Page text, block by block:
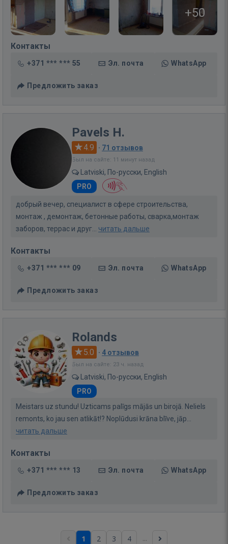
+50
Контакты
+371 *** *** 55 Эл. почта WhatsApp
Предложить заказ
Pavels H.
4.9 · 71 отзывов
Был на сайте: 11 минут назад
Latviski, По-русски, English
PRO
добрый вечер, специалист в сфере строительства,
монтаж , демонтаж, бетонные работы, сварка,монтаж
заборов, террас и друг... читать дальше
Контакты
+371 *** *** 09 Эл. почта WhatsApp
Предложить заказ
Rolands
5.0 · 4 отзывов
Был на сайте: 23 ч. назад
Latviski, По-русски, English
PRO
Meistars uz stundu! Uzticams palīgs mājās un birojā. Neliels
remonts, ko jau sen atlikāt!? Noplūdusi krāna blīve, jāp...
читать дальше
Контакты
+371 *** *** 13 Эл. почта WhatsApp
Предложить заказ
1 2 3 4 ...